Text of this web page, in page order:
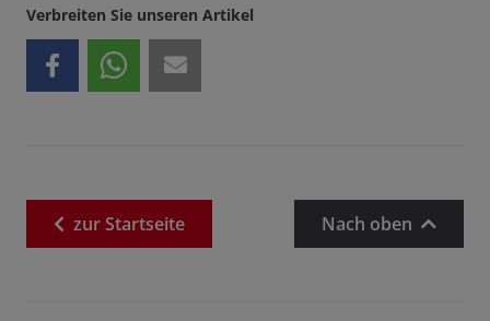
Verbreiten Sie unseren Artikel
zurStartseite Nach oben